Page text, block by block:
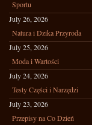
Sportu
July 26, 2026
Natura i Dzika Przyroda
July 25, 2026
Moda i Wartości
July 24, 2026
Testy Części i Narzędzi
July 23, 2026
Przepisy na Co Dzień